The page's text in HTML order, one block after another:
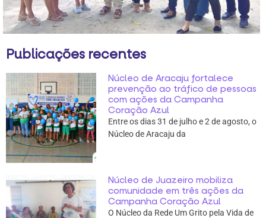
Publicações recentes
Núcleo de Aracaju fortalece
prevenção ao tráfico de pessoas
com ações da Campanha
Coração Azul
Entre os dias 31 de julho e 2 de agosto, o
Núcleo de Aracaju da
Núcleo de Juazeiro mobiliza
comunidade em três ações da
Campanha Coração Azul
O Núcleo da Rede Um Grito pela Vida de